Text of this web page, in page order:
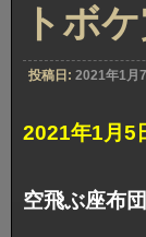
トボ
投稿日: 2021年1月
2021年1月5
空飛ぶ座布